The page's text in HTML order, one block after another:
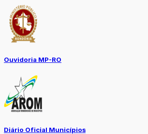
Ouvidoria MP-RO
Diário Oficial Municípios